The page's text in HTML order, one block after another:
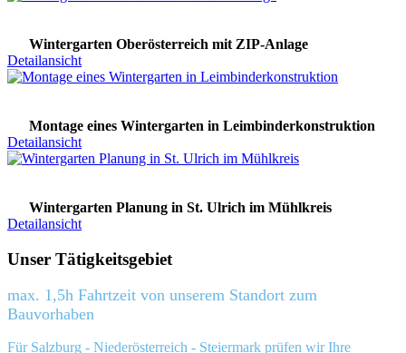
Wintergarten Oberösterreich mit ZIP-Anlage
Detailansicht
Montage eines Wintergarten in Leimbinderkonstruktion
Detailansicht
Wintergarten Planung in St. Ulrich im Mühlkreis
Detailansicht
Unser Tätigkeitsgebiet
max. 1,5h Fahrtzeit von unserem Standort zum
Bauvorhaben
Für Salzburg - Niederösterreich - Steiermark prüfen wir Ihre